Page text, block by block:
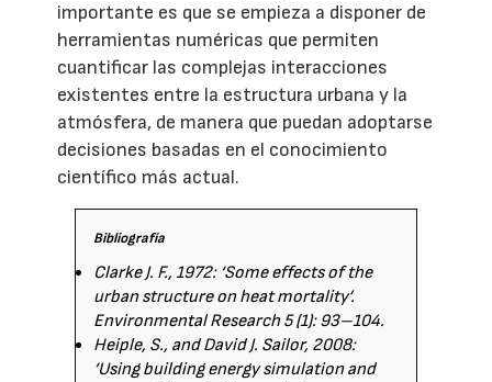
importante es que se empieza a disponer de
herramientas numéricas que permiten
cuantificar las complejas interacciones
existentes entre la estructura urbana y la
atmósfera, de manera que puedan adoptarse
decisiones basadas en el conocimiento
científico más actual.
Bibliografía
Clarke J. F., 1972: ‘Some effects of the
urban structure on heat mortality’.
Environmental Research 5 (1): 93–104.
Heiple, S., and David J. Sailor, 2008:
‘Using building energy simulation and